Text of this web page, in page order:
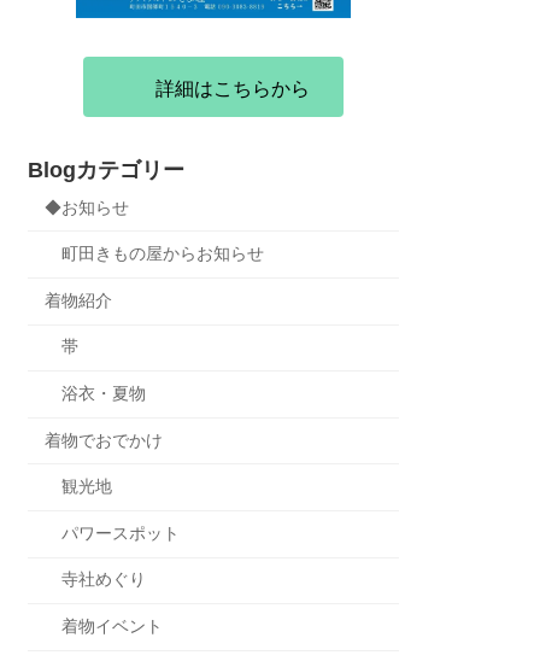
詳細はこちらから
Blogカテゴリー
◆お知らせ
町田きもの屋からお知らせ
着物紹介
帯
浴衣・夏物
着物でおでかけ
観光地
パワースポット
寺社めぐり
着物イベント